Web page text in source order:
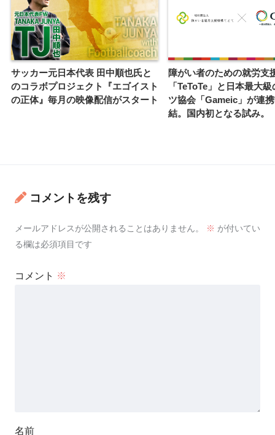
サッカー元日本代表 田中順也氏と
のコラボプロジェクト『エゴイスト
の正体』毎月の映像配信がスタート
障がい者のための就労支
「TeToTe」と日本最大
ツ協会「Gameic」が連
結。国内初となる試み。
コメントを残す
メールアドレスが公開されることはありません。 ※ が付いてい
る欄は必須項目です
コメント ※
名前